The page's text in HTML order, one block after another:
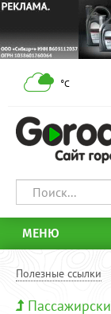
°С
МЕНЮ
Полезные ссылки